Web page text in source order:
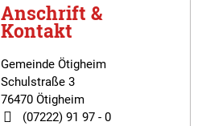
Anschrift &
Kontakt
Gemeinde Ötigheim
Schulstraße 3
76470 Ötigheim
(07222) 91 97 - 0